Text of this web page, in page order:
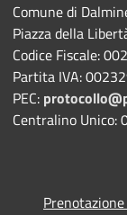
Comune di
Piazza della
Codice Fiscale:
Partita IVA:
PEC:
Centralino Unico: